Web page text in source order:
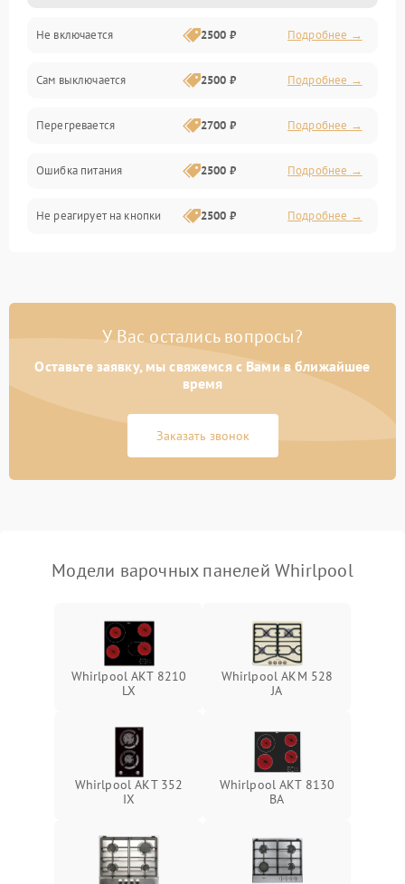
Не включается 2500 ₽ Подробнее →
Сам выключается 2500 ₽ Подробнее →
Перегревается 2700 ₽ Подробнее →
Ошибка питания 2500 ₽ Подробнее →
Не реагирует на кнопки 2500 ₽ Подробнее →
У Вас остались вопросы?
Оставьте заявку, мы свяжемся с Вами в ближайшее
время
Заказать звонок
Модели варочных панелей Whirlpool
Whirlpool AKT 8210
LX
Whirlpool AKM 528
JA
Whirlpool AKT 352
IX
Whirlpool AKT 8130
BA